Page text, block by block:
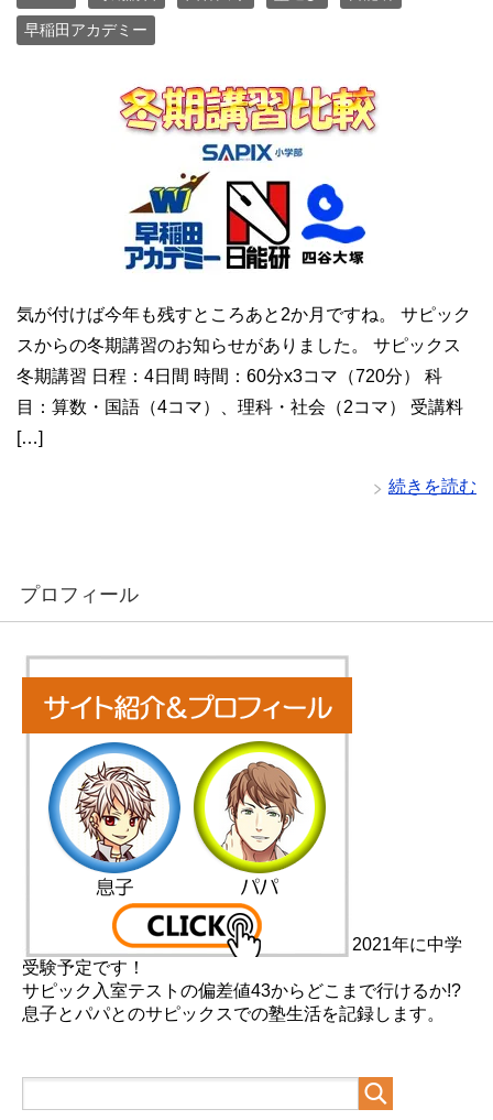
早稲田アカデミー
気が付けば今年も残すところあと2か月ですね。 サピック
スからの冬期講習のお知らせがありました。 サピックス
冬期講習 日程：4日間 時間：60分x3コマ（720分） 科
目：算数・国語（4コマ）、理科・社会（2コマ） 受講料
[…]
続きを読む
プロフィール
2021年に中学
受験予定です！
サピック入室テストの偏差値43からどこまで行けるか!?
息子とパパとのサピックスでの塾生活を記録します。